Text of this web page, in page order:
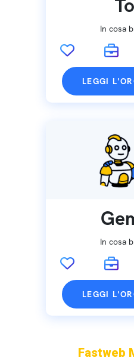
In cosa
LEGGI
In cosa
LEGGI
Fastweb